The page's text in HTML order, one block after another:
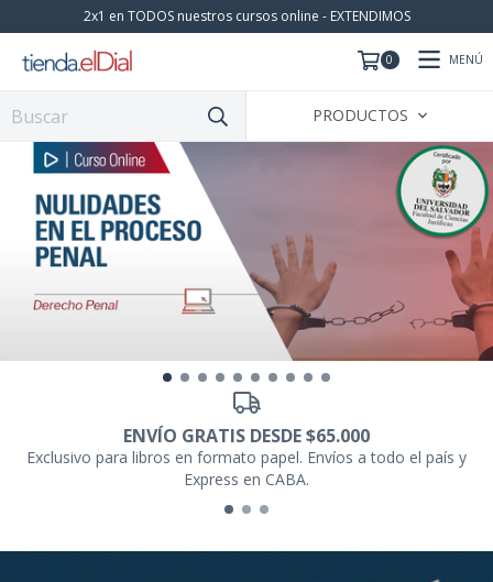
2x1 en TODOS nuestros cursos online - EXTENDIMOS
0 MENÚ
PRODUCTOS
ENVÍO GRATIS DESDE $65.000
Exclusivo para libros en formato papel. Envíos a todo el país y
Express en CABA.